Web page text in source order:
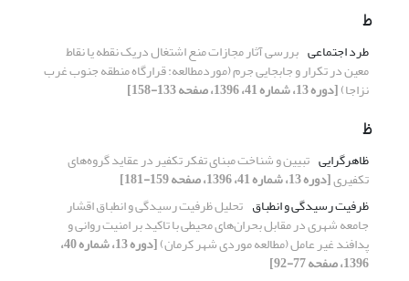
ط
طرد اجتماعی بررسی آثار مجازات منع اشتغال دریک نقطه یا نقاط
معین در تکرار و جابجایی جرم (موردمطالعه: قرارگاه منطقه جنوب غرب
نزاجا)[دوره 13، شماره 41، 1396، صفحه 133-158]
ظ
ظاهرگرایی تبیین و شناخت مبنای تفکر تکفیر در عقاید گروه‌های
تکفیری[دوره 13، شماره 41، 1396، صفحه 159-181]
ظرفیت رسیدگی و انطباق تحلیل ظرفیت رسیدگی و انطباق اقشار
جامعه شهری در مقابل بحران‌های محیطی با تاکید بر امنیت روانی و
پدافند غیر عامل (مطالعه موردی شهر کرمان) [دوره 13، شماره 40،
1396، صفحه 77-92]